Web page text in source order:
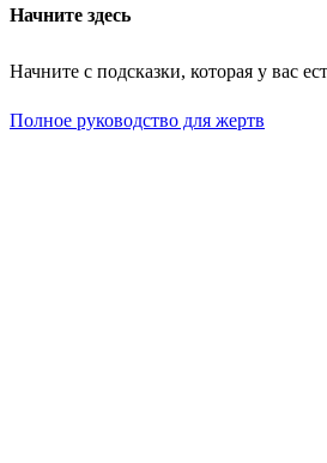
Начните здесь
Начните с подсказки, которая у вас
Полное руководство для жертв